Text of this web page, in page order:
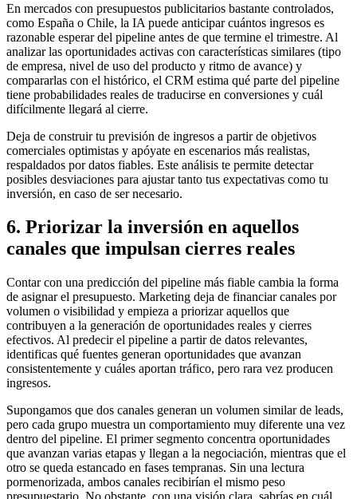
En mercados con presupuestos publicitarios bastante controlados,
como España o Chile, la IA puede anticipar cuántos ingresos es
razonable esperar del pipeline antes de que termine el trimestre. Al
analizar las oportunidades activas con características similares (tipo
de empresa, nivel de uso del producto y ritmo de avance) y
compararlas con el histórico, el CRM estima qué parte del pipeline
tiene probabilidades reales de traducirse en conversiones y cuál
difícilmente llegará al cierre.
Deja de construir tu previsión de ingresos a partir de objetivos
comerciales optimistas y apóyate en escenarios más realistas,
respaldados por datos fiables. Este análisis te permite detectar
posibles desviaciones para ajustar tanto tus expectativas como tu
inversión, en caso de ser necesario.
6. Priorizar la inversión en aquellos
canales que impulsan cierres reales
Contar con una predicción del pipeline más fiable cambia la forma
de asignar el presupuesto. Marketing deja de financiar canales por
volumen o visibilidad y empieza a priorizar aquellos que
contribuyen a la generación de oportunidades reales y cierres
efectivos. Al predecir el pipeline a partir de datos relevantes,
identificas qué fuentes generan oportunidades que avanzan
consistentemente y cuáles aportan tráfico, pero rara vez producen
ingresos.
Supongamos que dos canales generan un volumen similar de leads,
pero cada grupo muestra un comportamiento muy diferente una vez
dentro del pipeline. El primer segmento concentra oportunidades
que avanzan varias etapas y llegan a la negociación, mientras que el
otro se queda estancado en fases tempranas. Sin una lectura
pormenorizada, ambos canales recibirían el mismo peso